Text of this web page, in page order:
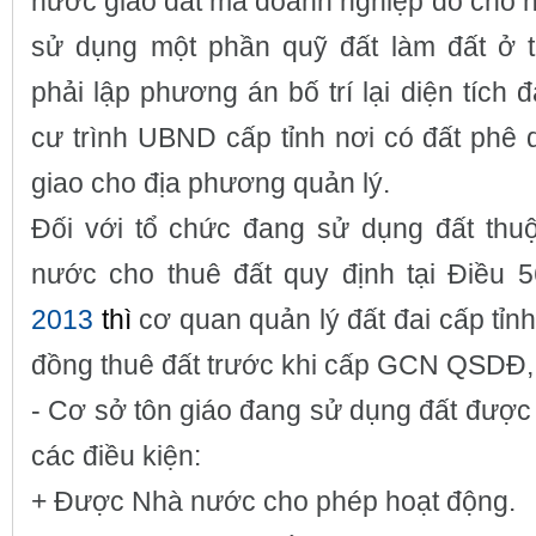
sử dụng một phần quỹ đất làm đất ở
phải lập phương án bố trí lại diện tích
cư trình UBND cấp tỉnh nơi có đất phê
giao cho địa phương quản lý.
Đối với tổ chức đang sử dụng đất
nước cho thuê đất quy định tại Điều
2013 thì cơ quan quản lý đất đai cấp
đồng thuê đất trước khi cấp GCN
- Cơ sở tôn giáo đang sử dụng đất
các điều kiện:
+ Được Nhà nước cho phép hoạt động.